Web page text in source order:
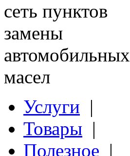
сеть пунктов
замены
автомобильных
масел
Услуги |
Товары |
Полезное |